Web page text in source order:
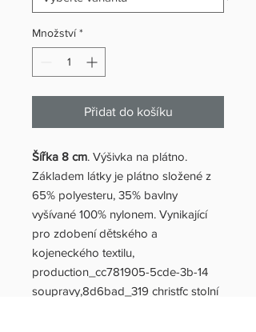
Množství *
Přidat do košíku
Šířka 8 cm. Výšivka na plátno.
Základem látky je plátno složené z
65% polyesteru, 35% bavlny
vyšívané 100% nylonem. Vynikající
pro zdobení dětského a
kojeneckého textilu,
production_cc781905-5cde-3b-14
soupravy,8d6bad_319 christfc stolní